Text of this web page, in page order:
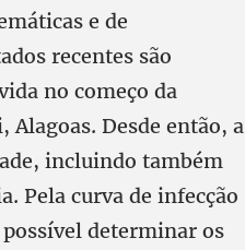
e de
recentes são
no começo da
Alagoas. Desde então, a
incluindo também
Pela curva de infecção
determinar os